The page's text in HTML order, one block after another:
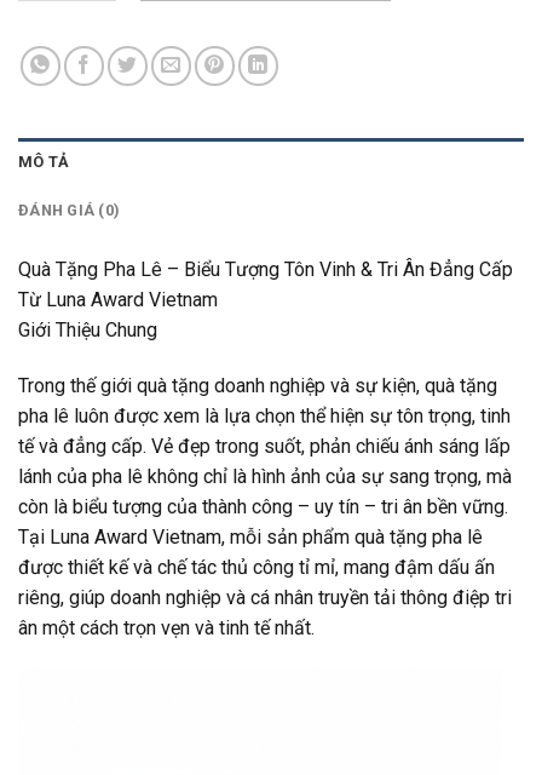
MÔ TẢ
ĐÁNH GIÁ (0)
Quà Tặng Pha Lê – Biểu Tượng Tôn Vinh & Tri Ân Đẳng Cấp
Từ Luna Award Vietnam
Giới Thiệu Chung
Trong thế giới quà tặng doanh nghiệp và sự kiện, quà tặng
pha lê luôn được xem là lựa chọn thể hiện sự tôn trọng, tinh
tế và đẳng cấp. Vẻ đẹp trong suốt, phản chiếu ánh sáng lấp
lánh của pha lê không chỉ là hình ảnh của sự sang trọng, mà
còn là biểu tượng của thành công – uy tín – tri ân bền vững.
Tại Luna Award Vietnam, mỗi sản phẩm quà tặng pha lê
được thiết kế và chế tác thủ công tỉ mỉ, mang đậm dấu ấn
riêng, giúp doanh nghiệp và cá nhân truyền tải thông điệp tri
ân một cách trọn vẹn và tinh tế nhất.